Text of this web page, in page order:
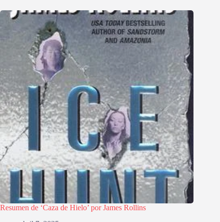
Resumen de ‘Caza de Hielo’ por James Rollins